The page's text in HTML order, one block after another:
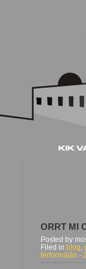
ORRT MI
Posted by
Filed in blog,
térformálás ·